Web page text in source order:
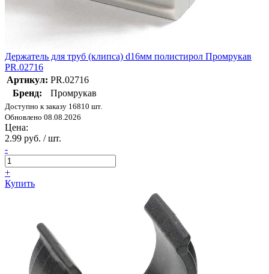
Держатель для труб (клипса) d16мм полистирол Промрукав
PR.02716
Артикул: PR.02716
Бренд:
Промрукав
Доступно к заказу 16810 шт.
Обновлено 08.08.2026
Цена:
2.99 руб. / шт.
-
+
Купить